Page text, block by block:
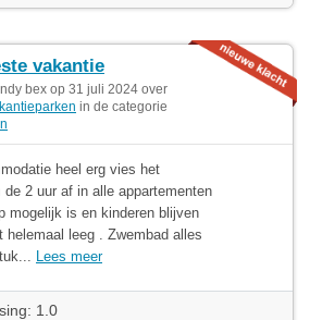
vakantie
bex op 31 juli 2024 over
in de categorie
heel erg vies het
de 2 uur af in alle appartementen
mogelijk is en kinderen blijven
helemaal leeg . Zwembad alles
Lees meer
1.0